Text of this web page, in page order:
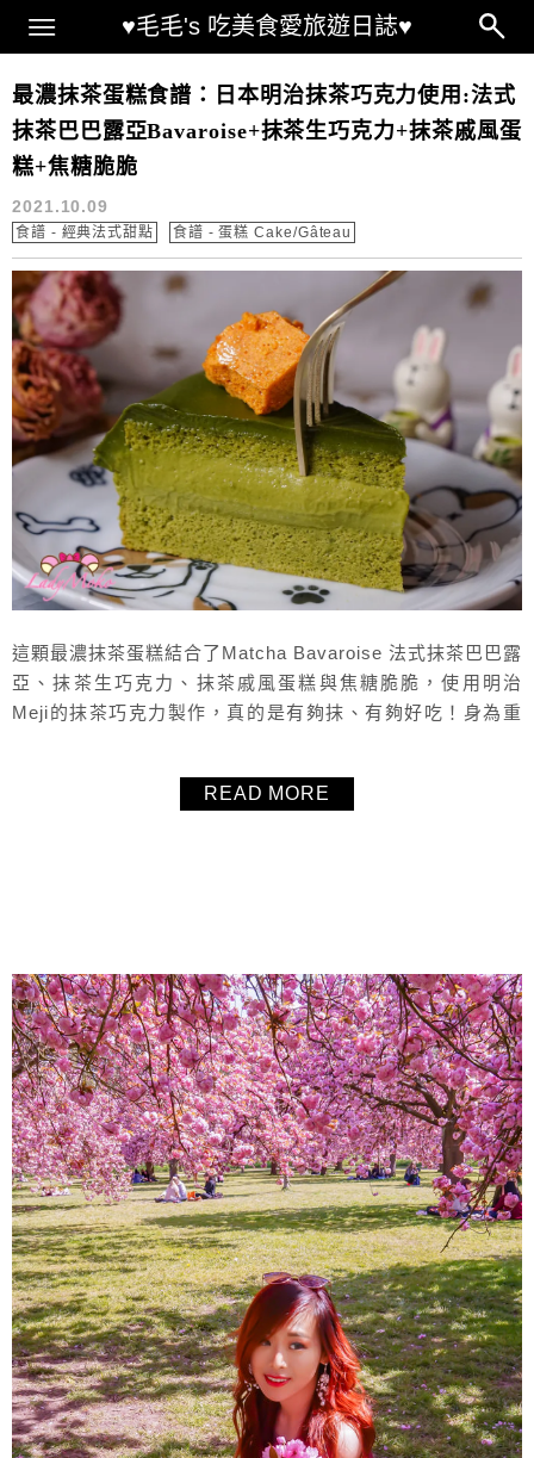
♥毛毛's 吃美食愛旅遊日誌♥
Main Menu
Gateau au Matcha Bavaroise
最濃抹茶蛋糕食譜：日本明治抹茶巧克力使用:法式
抹茶巴巴露亞Bavaroise+抹茶生巧克力+抹茶戚風蛋
糕+焦糖脆脆
2021.10.09
食譜 - 經典法式甜點 食譜 - 蛋糕 Cake/Gâteau
這顆最濃抹茶蛋糕結合了Matcha Bavaroise 法式抹茶巴巴露
亞、抹茶生巧克力、抹茶戚風蛋糕與焦糖脆脆，使用明治
Meji的抹茶巧克力製作，真的是有夠抹、有夠好吃！身為重
做的焦糖脆脆，好好吃啊～推薦這個法式食譜給大家！
READ MORE
About